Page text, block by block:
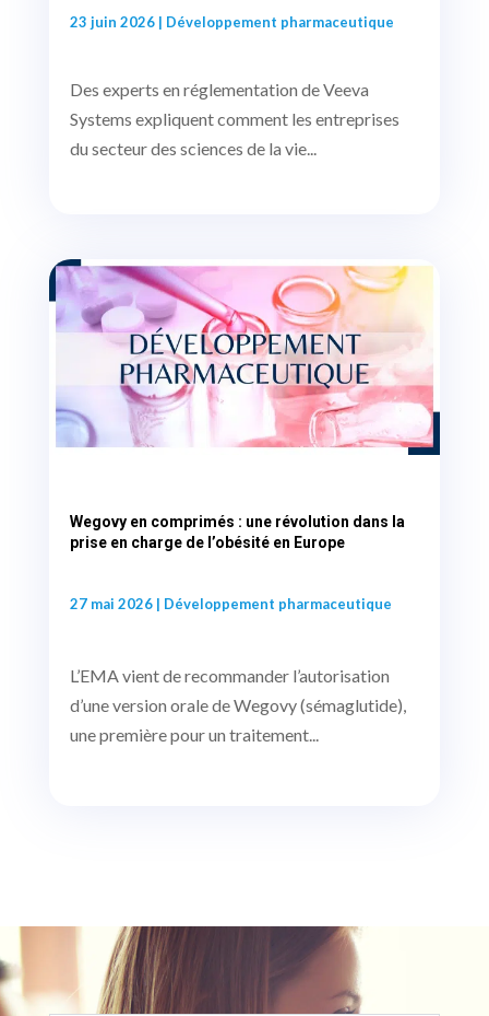
23 juin 2026| Développement pharmaceutique
Des experts en réglementation de Veeva
Systems expliquent comment les entreprises
du secteur des sciences de la vie...
Wegovy en comprimés : une révolution dans la
prise en charge de l’obésité en Europe
27 mai 2026| Développement pharmaceutique
L’EMA vient de recommander l’autorisation
d’une version orale de Wegovy (sémaglutide),
une première pour un traitement...